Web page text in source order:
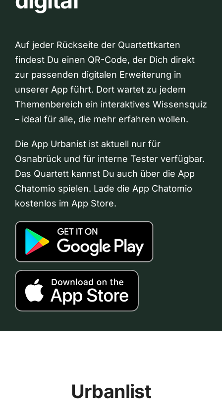
Auf jeder Rückseite der Quartettkarten
findest Du einen QR-Code, der Dich direkt
zur passenden digitalen Erweiterung in
unserer App führt. Dort wartet zu jedem
Themenbereich ein interaktives Wissensquiz
– ideal für alle, die mehr erfahren wollen.
Die App Urbanist ist aktuell nur für
Osnabrück und für interne Tester verfügbar.
Das Quartett kannst Du auch über die App
Chatomio spielen. Lade die App Chatomio
kostenlos im App Store.
Urbanlist